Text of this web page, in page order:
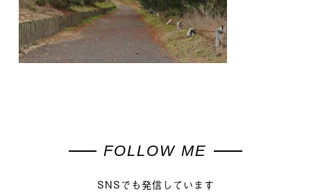
FOLLOW ME
SNSでも発信しています